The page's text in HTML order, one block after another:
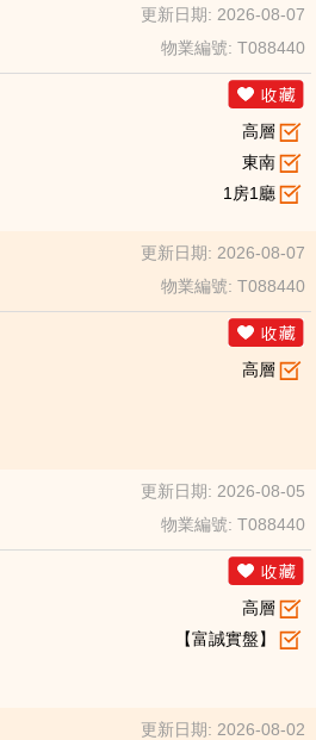
更新日期: 2026-08-07
物業編號: T088440
高層
東南
1房1廳
更新日期: 2026-08-07
物業編號: T088440
高層
更新日期: 2026-08-05
物業編號: T088440
高層
【富誠實盤】
更新日期: 2026-08-02